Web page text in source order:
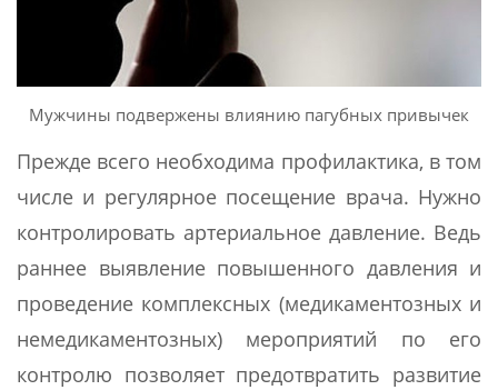
Мужчины подвержены влиянию пагубных привычек
Прежде всего необходима профилактика, в том
числе и регулярное посещение врача. Нужно
контролировать артериальное давление. Ведь
раннее выявление повышенного давления и
проведение комплексных (медикаментозных и
немедикаментозных) мероприятий по его
контролю позволяет предотвратить развитие